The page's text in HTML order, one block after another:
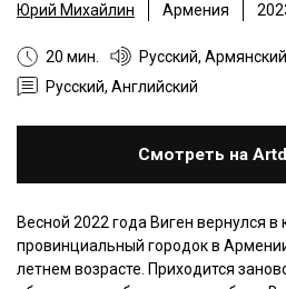
Юрий Михайлин Армения
20 мин.
Русский, Армянский
Русский, Английский
Смотреть на
Весной 2022 года Виген вернулся
провинциальный городок в
летнем возрасте. Приходится